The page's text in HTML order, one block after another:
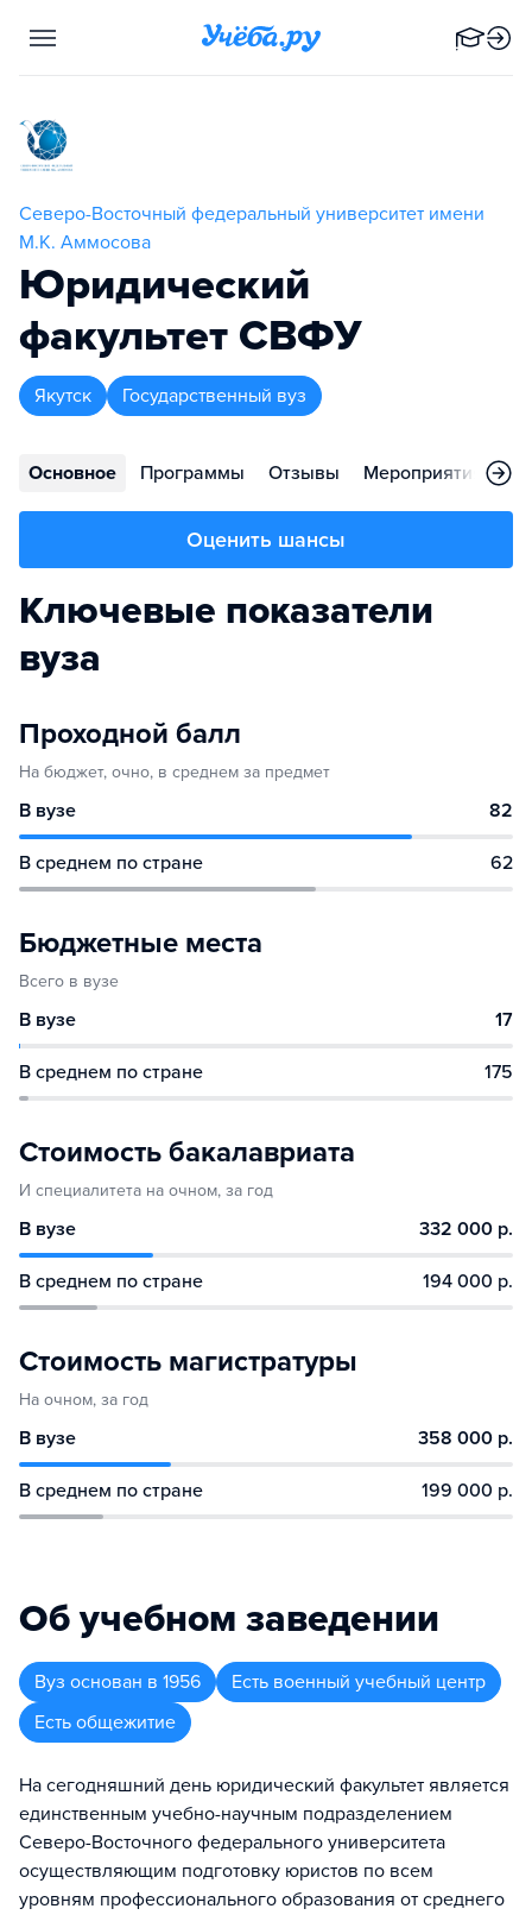
Северо-Восточный федеральный университет имени
М.К. Аммосова
Юридический
факультет СВФУ
Якутск Государственный вуз
Основное Программы Отзывы Мероприятия
Оценить шансы
Ключевые показатели
вуза
Проходной балл
На бюджет, очно, в среднем за предмет
В вузе 82
В среднем по стране 62
Бюджетные места
Всего в вузе
В вузе 17
В среднем по стране 175
Стоимость бакалавриата
И специалитета на очном, за год
В вузе 332 000 р.
В среднем по стране 194 000 р.
Стоимость магистратуры
На очном, за год
В вузе 358 000 р.
В среднем по стране 199 000 р.
Об учебном заведении
Вуз основан в 1956
Есть военный учебный центр
Есть общежитие
На сегодняшний день юридический факультет является
единственным учебно-научным подразделением
Северо-Восточного федерального университета
осуществляющим подготовку юристов по всем
уровням профессионального образования от среднего